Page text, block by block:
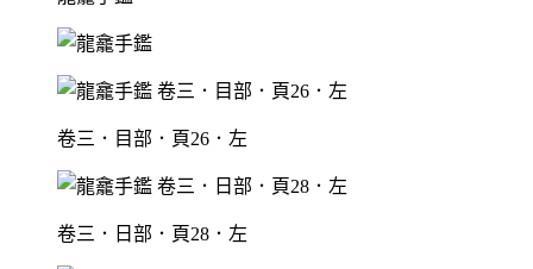
卷三．目部．頁26．左
卷三．日部．頁28．左